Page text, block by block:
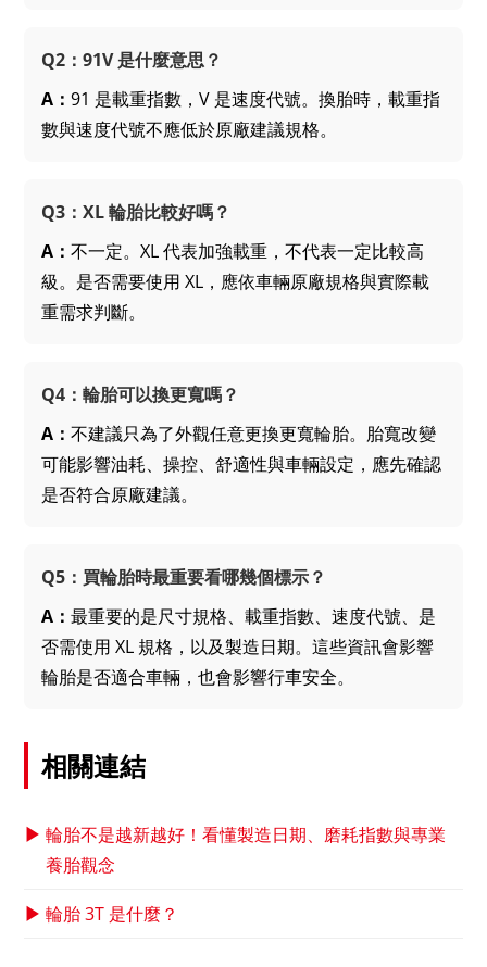
Q2：91V 是什麼意思？
A：91 是載重指數，V 是速度代號。換胎時，載重指
數與速度代號不應低於原廠建議規格。
Q3：XL 輪胎比較好嗎？
A：不一定。XL 代表加強載重，不代表一定比較高
級。是否需要使用 XL，應依車輛原廠規格與實際載
重需求判斷。
Q4：輪胎可以換更寬嗎？
A：不建議只為了外觀任意更換更寬輪胎。胎寬改變
可能影響油耗、操控、舒適性與車輛設定，應先確認
是否符合原廠建議。
Q5：買輪胎時最重要看哪幾個標示？
A：最重要的是尺寸規格、載重指數、速度代號、是
否需使用 XL 規格，以及製造日期。這些資訊會影響
輪胎是否適合車輛，也會影響行車安全。
相關連結
▶ 輪胎不是越新越好！看懂製造日期、磨耗指數與專業
養胎觀念
▶ 輪胎 3T 是什麼？